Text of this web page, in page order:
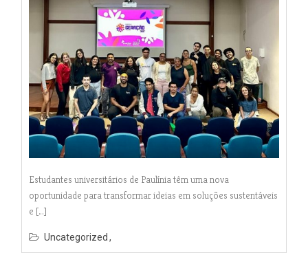
Estudantes universitários de Paulínia têm uma nova
oportunidade para transformar ideias em soluções sustentáveis
e […]
Uncategorized